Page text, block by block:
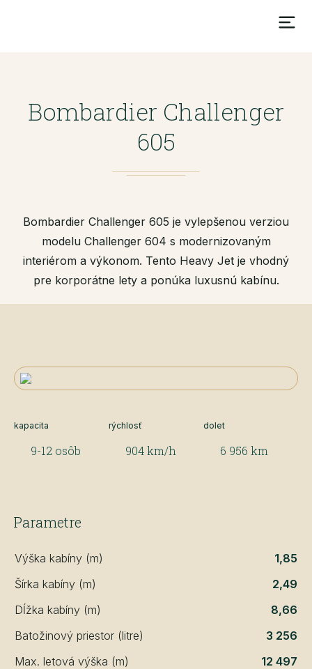
Bombardier Challenger
605
Bombardier Challenger 605 je vylepšenou verziou
modelu Challenger 604 s modernizovaným
interiérom a výkonom. Tento Heavy Jet je vhodný
pre korporátne lety a ponúka luxusnú kabínu.
kapacita
9-12 osôb
rýchlosť
904 km/h
dolet
6 956 km
Parametre
Výška kabíny (m)
1,85
Šírka kabíny (m)
2,49
Dĺžka kabíny (m)
8,66
Batožinový priestor (litre)
3 256
Max. letová výška (m)
12 497